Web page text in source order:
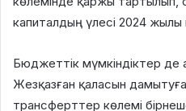
капиталдың үлесі 2024
Бюджеттік мүмкіндіктер де
Жезқазған қаласын
трансферттер көлемі